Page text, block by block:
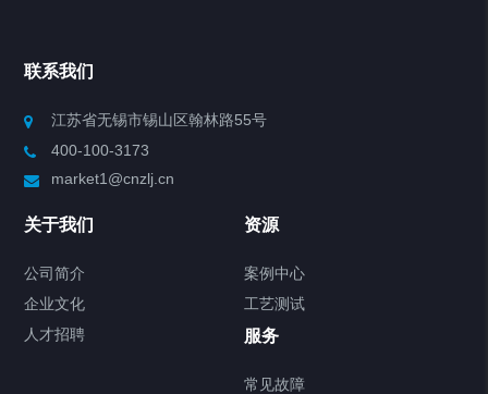
制冷加热动态控温系统
Chiller气体控温系统
联系我们
江苏省无锡市锡山区翰林路55号
400-100-3173
market1@cnzlj.cn
关于我们
公司简介
企业文化
人才招聘
资源
案例中心
工艺测试
服务
常见故障